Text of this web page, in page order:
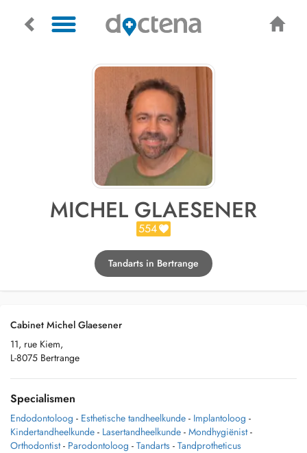
MICHEL GLAESENER
554
Tandarts in Bertrange
Cabinet Michel Glaesener
11, rue Kiem,
L-8075 Bertrange
Specialismen
Endodontoloog - Esthetische tandheelkunde - Implantoloog -
Kindertandheelkunde - Lasertandheelkunde - Mondhygiënist -
Orthodontist - Parodontoloog - Tandarts - Tandprotheticus